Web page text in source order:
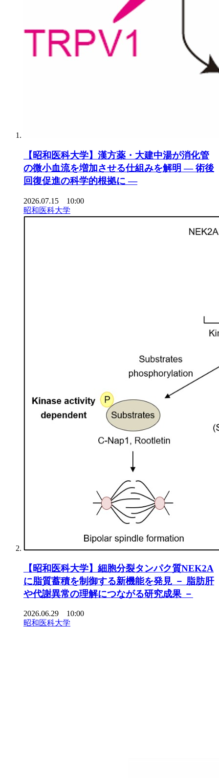
【昭和医科大学】漢方薬・大建中湯が消化管
の微小血流を増加させる仕組みを解明 ― 術後
回復促進の科学的根拠に ―
2026.07.15 10:00
昭和医科大学
【昭和医科大学】細胞分裂タンパク質NEK2A
に脂質蓄積を制御する新機能を発見 － 脂肪肝
や代謝異常の理解につながる研究成果 －
2026.06.29 10:00
昭和医科大学